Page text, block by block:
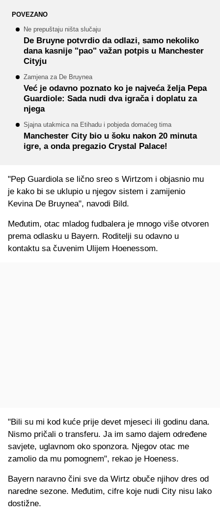
POVEZANO
Ne prepuštaju ništa slučaju
De Bruyne potvrdio da odlazi, samo nekoliko
dana kasnije "pao" važan potpis u Manchester
Cityju
Zamjena za De Bruynea
Već je odavno poznato ko je najveća želja Pepa
Guardiole: Sada nudi dva igrača i doplatu za
njega
Sjajna utakmica na Etihadu i pobjeda domaćeg tima
Manchester City bio u šoku nakon 20 minuta
igre, a onda pregazio Crystal Palace!
"Pep Guardiola se lično sreo s Wirtzom i objasnio mu
je kako bi se uklupio u njegov sistem i zamijenio
Kevina De Bruynea", navodi Bild.
Međutim, otac mladog fudbalera je mnogo više otvoren
prema odlasku u Bayern. Roditelji su odavno u
kontaktu sa čuvenim Ulijem Hoenessom.
"Bili su mi kod kuće prije devet mjeseci ili godinu dana.
Nismo pričali o transferu. Ja im samo dajem određene
savjete, uglavnom oko sponzora. Njegov otac me
zamolio da mu pomognem", rekao je Hoeness.
Bayern naravno čini sve da Wirtz obuče njihov dres od
naredne sezone. Međutim, cifre koje nudi City nisu lako
dostižne.